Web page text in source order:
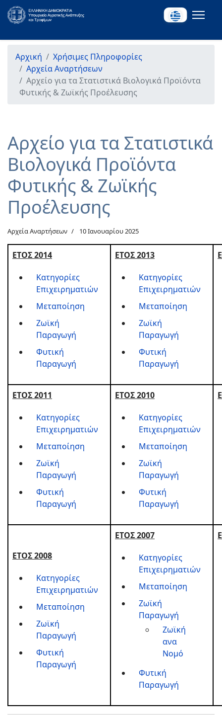
Αρχική
Χρήσιμες Πληροφορίες
Αρχεία Αναρτήσεων
Αρχείο για τα Στατιστικά Βιολογικά Προϊόντα
Φυτικής & Ζωϊκής Προέλευσης
Αρχείο για τα Στατιστικά
Βιολογικά Προϊόντα
Φυτικής & Ζωϊκής
Προέλευσης
Αρχεία Αναρτήσεων 10 Ιανουαρίου 2025
ΕΤΟΣ 2014
Κατηγορίες
Επιχειρηματιών
Μεταποίηση
Ζωϊκή
Παραγωγή
Φυτική
Παραγωγή
ΕΤΟΣ 2013
Κατηγορίες
Επιχειρηματιών
Μεταποίηση
Ζωϊκή
Παραγωγή
Φυτική
Παραγωγή
ΕΤΟΣ 2011
Κατηγορίες
Επιχειρηματιών
Μεταποίηση
Ζωϊκή
Παραγωγή
Φυτική
Παραγωγή
ΕΤΟΣ 2010
Κατηγορίες
Επιχειρηματιών
Μεταποίηση
Ζωϊκή
Παραγωγή
Φυτική
Παραγωγή
ΕΤΟΣ 2008
Κατηγορίες
Επιχειρηματιών
Μεταποίηση
Ζωϊκή
Παραγωγή
Φυτική
Παραγωγή
ΕΤΟΣ 2007
Κατηγορίες
Επιχειρηματιών
Μεταποίηση
Ζωϊκή
Παραγωγή
Ζωϊκή
ανα
Νομό
Φυτική
Παραγωγή